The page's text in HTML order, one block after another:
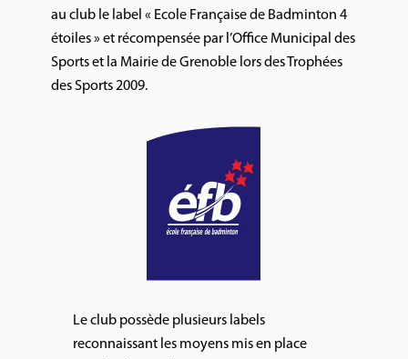
au club le label « Ecole Française de Badminton 4
étoiles » et récompensée par l’Office Municipal des
Sports et la Mairie de Grenoble lors des Trophées
des Sports 2009.
Le club possède plusieurs labels
reconnaissant les moyens mis en place